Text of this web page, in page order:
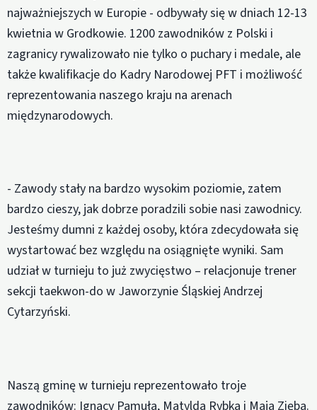
najważniejszych w Europie - odbywały się w dniach 12-13
kwietnia w Grodkowie. 1200 zawodników z Polski i
zagranicy rywalizowało nie tylko o puchary i medale, ale
także kwalifikacje do Kadry Narodowej PFT i możliwość
reprezentowania naszego kraju na arenach
międzynarodowych.
- Zawody stały na bardzo wysokim poziomie, zatem
bardzo cieszy, jak dobrze poradzili sobie nasi zawodnicy.
Jesteśmy dumni z każdej osoby, która zdecydowała się
wystartować bez względu na osiągnięte wyniki. Sam
udział w turnieju to już zwycięstwo – relacjonuje trener
sekcji taekwon-do w Jaworzynie Śląskiej Andrzej
Cytarzyński.
Naszą gminę w turnieju reprezentowało troje
zawodników: Ignacy Pamuła, Matylda Rybka i Maja Zięba.